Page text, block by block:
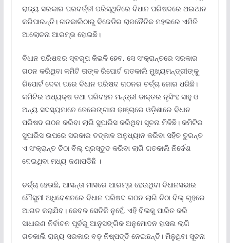
ରାଜ୍ୟ ସରକାର ପରବର୍ତ୍ତୀ ପରିସ୍ଥିତିରେ ବିଧାନ ପରିଷଦରେ ଥଇଥାନ
କରିପାରନ୍ତି। ଗତକାଲିଠାରୁ ବିଜେଡିର ରାଜନୈତିକ ମହଲରେ ଏମିତି
ଆଲୋଚନା ଆରମ୍ଭ ହୋଇଛି।
ବିଧାନ ପରିଷଦର ସ୍ବରୂପ କିଭଳି ହେବ, ସେ ସଂକ୍ରାନ୍ତରେ ସରକାର
ଗଠନ କରିଥିବା କମିଟି ତାଙ୍କ ରିପୋର୍ଟ ଗତକାଲି ମୁଖ୍ୟମନ୍ତ୍ରୀଙ୍କୁ
ରିପୋର୍ଟ ଦେବା ପରେ ବିଧାନ ପରିଷଦ ଗଠନର ଚର୍ଚ୍ଚା ଜୋର ଧରିଛି।
କମିଟିର ଅଧ୍ୟକ୍ଷ ତଥା ପରିବହନ ମନ୍ତ୍ରୀ ଡାକ୍ତର ନୃସିଂହ ସାହୁ ଓ
ଅନ୍ୟ ସଦସ୍ୟମାନେ ତେଲେଙ୍ଗାନା ଢାଞ୍ଚାରେ ଓଡ଼ିଶାରେ ବିଧାନ
ପରିଷଦ ଗଠନ କରିବା ଲାଗି ସୁପାରିସ କରିଥିବା ସୂଚନା ମିଳିଛି। କମିଟିର
ସୁପାରିସ ଉପରେ ସରକାର ତତ୍କାଳ ଅନୁଧ୍ୟାନ କରିବା ସହିତ ତୁରନ୍ତ
ଏ ସଂକ୍ରାନ୍ତ ଚିଠା ବିଲ୍ ପ୍ରସ୍ତୁତ କରିବା ଲାଗି ଗତକାଲି ନିର୍ଦେଶ
ଦେଇଥିବା ମଧ୍ୟ ଜଣାପଡିଛି ।
ଚର୍ଚ୍ଚା ହେଉଛି, ଆସନ୍ତା ମାସରେ ଆରମ୍ଭ ହେଉଥିବା ବିଧାନସଭାର
ମୌସୁମୀ ଅଧିବେଶନରେ ବିଧାନ ପରିଷଦ ଗଠନ ଲାଗି ଚିଠା ବିଲ୍ ଗୃହରେ
ଆଗତ କରାଯିବ। କେବଳ ସେତିକି ନୁହେଁ, ଏହି ବିଲକୁ ପାରିତ କରି
ସାଧାରଣ ନିର୍ବାଚନ ପୂର୍ବରୁ ଆନୁସଙ୍ଗିକ ଅନୁମୋଦନ ହାସଲ ଲାଗି
ଗତକାଲି ରାଜ୍ୟ ସରକାର ବଡ଼ ନିଷ୍ପତ୍ତି ନେଇଛନ୍ତି। ମିଳୁଥିବା ସୂଚନା